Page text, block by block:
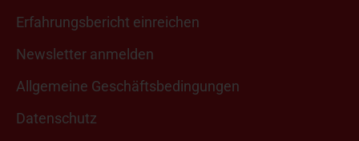
Erfahrungsbericht einreichen
Newsletter anmelden
Allgemeine Geschäftsbedingungen
Datenschutz